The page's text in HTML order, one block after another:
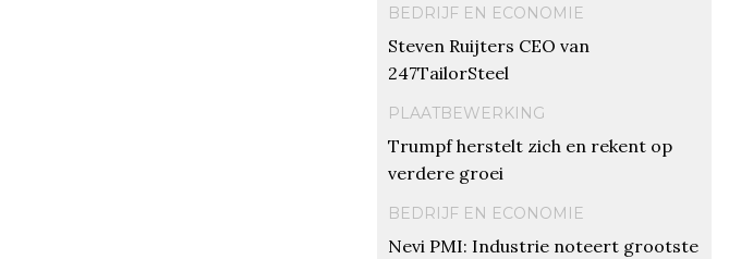
BEDRIJF EN ECONOMIE
Steven Ruijters CEO van
247TailorSteel
PLAATBEWERKING
Trumpf herstelt zich en rekent op
verdere groei
BEDRIJF EN ECONOMIE
Nevi PMI: Industrie noteert grootste